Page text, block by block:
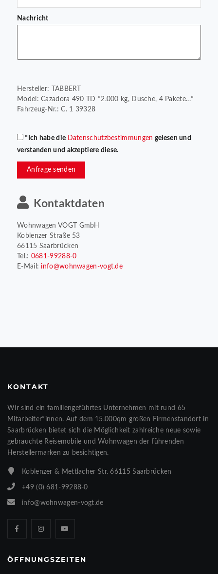
Nachricht
Hersteller: TABBERT
Model: Cazadora 490 TD *2.000 kg, Dusche, 4 Pakete...*
Fahrzeug-Nr.: C. 1 39328
*Ich habe die Datenschutzbestimmungen gelesen und
verstanden und akzeptiere diese.
Anfrage senden
Kontaktdaten
Wohnwagen VOGT GmbH
Koblenzer Straße 53
66115 Saarbrücken
Tel.: 0681-99288-0
E-Mail: info@wohnwagen-vogt.de
KONTAKT
Wir sind ein familiengeführtes Unternehmen mit rund 65
Mitarbeiter*innen. Auf dem 15.000qm großen Firmenstandort in
Saarbrücken bietet sich die Möglichkeit zahlreiche neue sowie
gebrauchte Reisemobile und Wohnwagen der führenden
Herstellermarken zu besichtigen.
Koblenzer & Mettlacher Str. 66115 Saarbrücken
+49 (0) 681-99288-0
info@wohnwagen-vogt.de
ÖFFNUNGSZEITEN